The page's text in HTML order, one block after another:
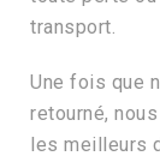
transport.
Une fois que
retourné,
les meilleurs